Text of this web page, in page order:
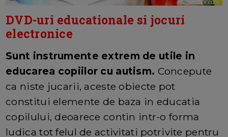
DVD-uri educationale si jocuri
electronice
Sunt instrumente extrem de utile in
educarea copiilor cu autism. Concepute
ca niste jucarii, aceste obiecte pot
constitui elemente de baza in educatia
copilului, deoarece contin intr-o forma
ludica tot felul de activitati potrivite pentru